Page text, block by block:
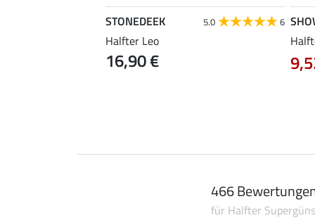
STONEDEEK 5.0 6
Halfter Leo
16,90 €
466
für Halfter